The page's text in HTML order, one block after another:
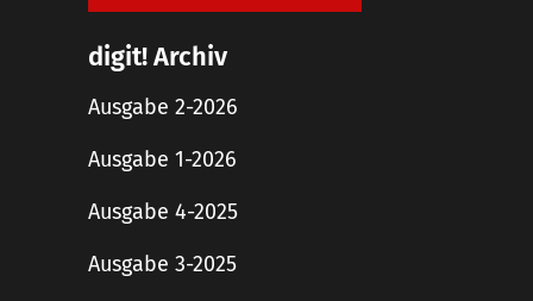
digit! Archiv
Ausgabe 2-2026
Ausgabe 1-2026
Ausgabe 4-2025
Ausgabe 3-2025